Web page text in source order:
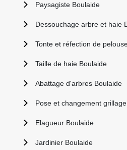
Paysagiste Boulaide
Dessouchage arbre et haie
Tonte et réfection de
Taille de haie Boulaide
Abattage d'arbres Boulaide
Pose et changement
Elagueur Boulaide
Jardinier Boulaide